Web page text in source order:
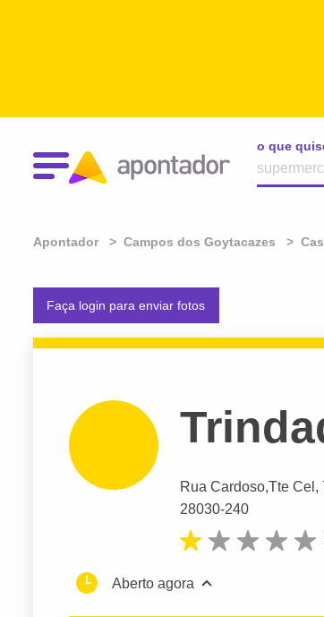
o que
Apontador Campos dos Goytacazes
Faça login para enviar fotos
Rua Cardoso,Tte Cel ,
28030-240
Aberto agora